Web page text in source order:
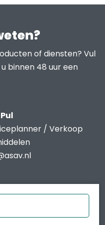
of diensten? Vul
binnen 48 uur een
/ Verkoop